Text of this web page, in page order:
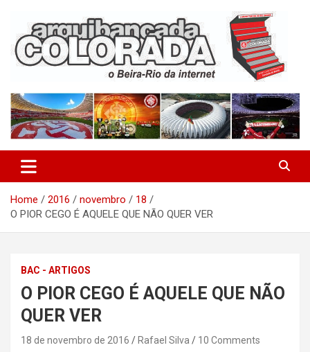
content
Arquibancada Colorada
Home 2016 novembro
18
O PIOR CEGO É AQUELE QUE NÃO QUER VER
BAC - ARTIGOS
O PIOR CEGO É AQUELE QUE NÃO
QUER VER
18 de novembro de 2016 Rafael Silva 10 Comments